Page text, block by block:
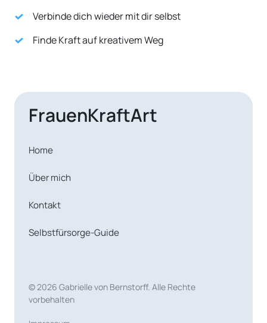
Verbinde dich wieder mit dir selbst
Finde Kraft auf kreativem Weg
FrauenKraftArt
Home
Über mich
Kontakt
Selbstfürsorge-Guide
© 2026 Gabrielle von Bernstorff. Alle Rechte
vorbehalten